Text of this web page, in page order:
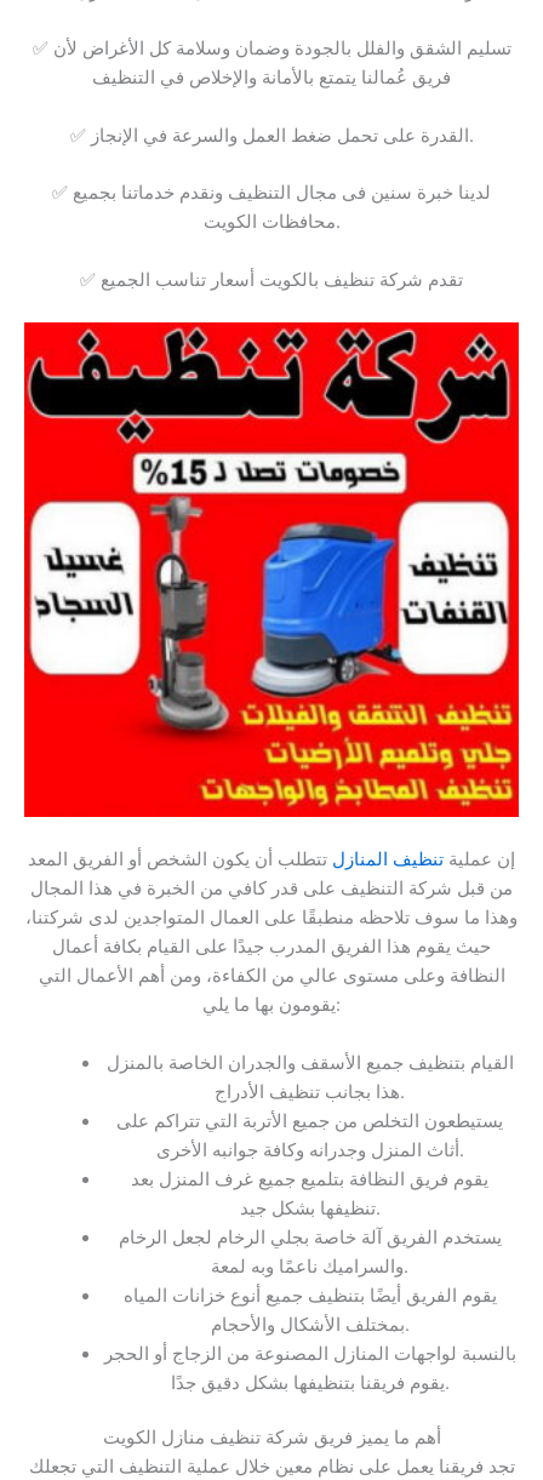
✅ تسليم الشقق والفلل بالجودة وضمان وسلامة كل الأغراض لأن
فريق عُمالنا يتمتع بالأمانة والإخلاص في التنظيف
✅ القدرة على تحمل ضغط العمل والسرعة في الإنجاز.
✅ لدينا خبرة سنين فى مجال التنظيف ونقدم خدماتنا بجميع
محافظات الكويت.
✅ تقدم شركة تنظيف بالكويت أسعار تناسب الجميع
إن عملية تنظيف المنازل تتطلب أن يكون الشخص أو الفريق المعد
من قبل شركة التنظيف على قدر كافي من الخبرة في هذا المجال
وهذا ما سوف تلاحظه منطبقًا على العمال المتواجدين لدى شركتنا،
حيث يقوم هذا الفريق المدرب جيدًا على القيام بكافة أعمال
النظافة وعلى مستوى عالي من الكفاءة، ومن أهم الأعمال التي
يقومون بها ما يلي:
القيام بتنظيف جميع الأسقف والجدران الخاصة بالمنزل
هذا بجانب تنظيف الأدراج.
يستيطعون التخلص من جميع الأتربة التي تتراكم على
أثاث المنزل وجدرانه وكافة جوانبه الأخرى.
يقوم فريق النظافة بتلميع جميع غرف المنزل بعد
تنظيفها بشكل جيد.
يستخدم الفريق آلة خاصة بجلي الرخام لجعل الرخام
والسراميك ناعمًا وبه لمعة.
يقوم الفريق أيضًا بتنظيف جميع أنوع خزانات المياه
بمختلف الأشكال والأحجام.
بالنسبة لواجهات المنازل المصنوعة من الزجاج أو الحجر
يقوم فريقنا بتنظيفها بشكل دقيق جدًا.
أهم ما يميز فريق شركة تنظيف منازل الكويت
تجد فريقنا يعمل على نظام معين خلال عملية التنظيف التي تجعلك